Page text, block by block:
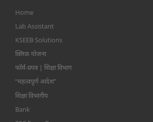
Home
Lab Assistant
KSEEB Solutions
क्लिक योजना
फॉर्म-प्रपत्र | शिक्षा विभाग
“महत्वपूर्ण आदेश”
शिक्षा विभागीय
Bank